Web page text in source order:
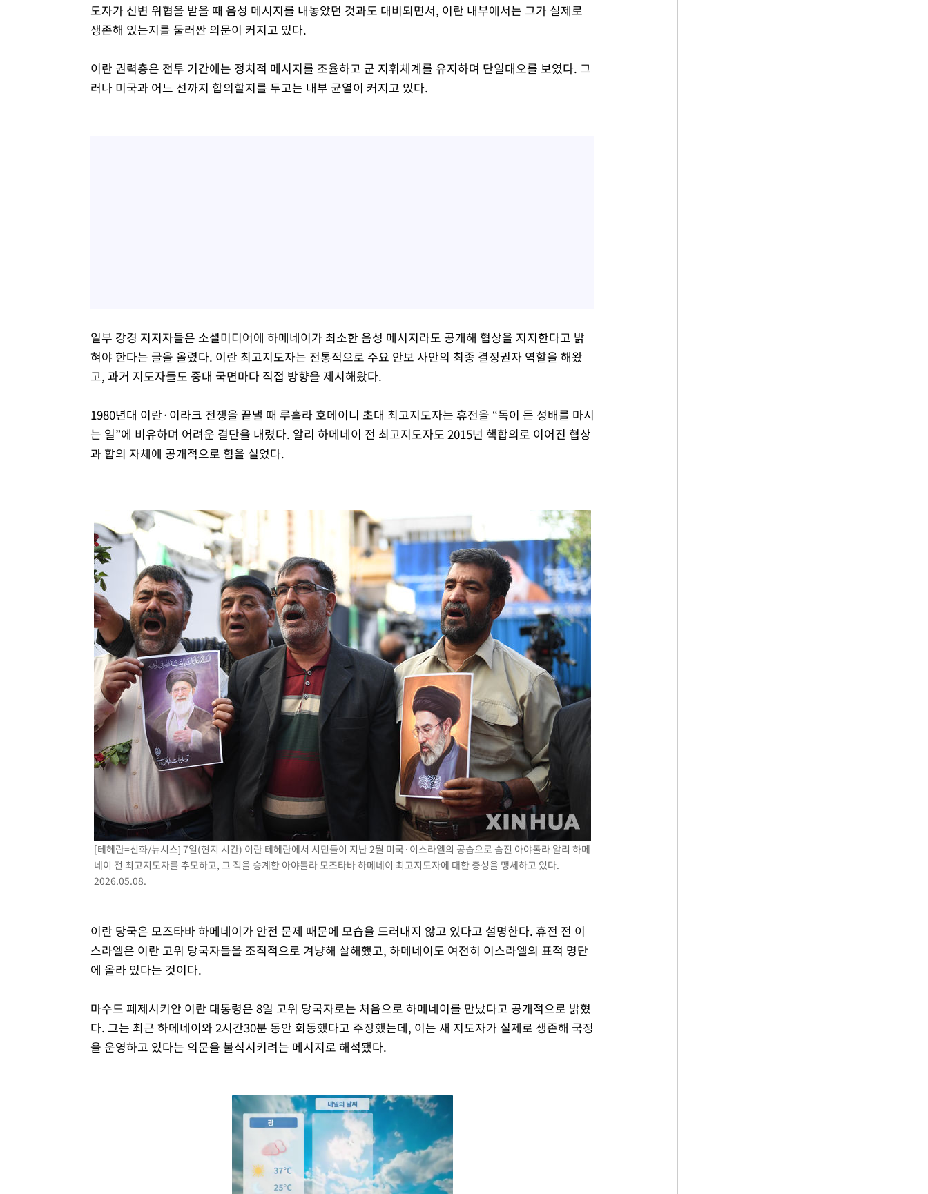
도자가 신변 위협을 받을 때 음성 메시지를 내놓았던 것과도 대비되면서, 이란 내부에서는 그가 실제로
생존해 있는지를 둘러싼 의문이 커지고 있다.
이란 권력층은 전투 기간에는 정치적 메시지를 조율하고 군 지휘체계를 유지하며 단일대오를 보였다. 그
러나 미국과 어느 선까지 합의할지를 두고는 내부 균열이 커지고 있다.
일부 강경 지지자들은 소셜미디어에 하메네이가 최소한 음성 메시지라도 공개해 협상을 지지한다고 밝
혀야 한다는 글을 올렸다. 이란 최고지도자는 전통적으로 주요 안보 사안의 최종 결정권자 역할을 해왔
고, 과거 지도자들도 중대 국면마다 직접 방향을 제시해왔다.
1980년대 이란·이라크 전쟁을 끝낼 때 루홀라 호메이니 초대 최고지도자는 휴전을 “독이 든 성배를 마시
는 일”에 비유하며 어려운 결단을 내렸다. 알리 하메네이 전 최고지도자도 2015년 핵합의로 이어진 협상
과 합의 자체에 공개적으로 힘을 실었다.
[테헤란=신화/뉴시스] 7일(현지 시간) 이란 테헤란에서 시민들이 지난 2월 미국·이스라엘의 공습으로 숨진 아야톨라 알리 하메
네이 전 최고지도자를 추모하고, 그 직을 승계한 아야톨라 모즈타바 하메네이 최고지도자에 대한 충성을 맹세하고 있다.
2026.05.08.
이란 당국은 모즈타바 하메네이가 안전 문제 때문에 모습을 드러내지 않고 있다고 설명한다. 휴전 전 이
스라엘은 이란 고위 당국자들을 조직적으로 겨냥해 살해했고, 하메네이도 여전히 이스라엘의 표적 명단
에 올라 있다는 것이다.
마수드 페제시키안 이란 대통령은 8일 고위 당국자로는 처음으로 하메네이를 만났다고 공개적으로 밝혔
다. 그는 최근 하메네이와 2시간30분 동안 회동했다고 주장했는데, 이는 새 지도자가 실제로 생존해 국정
을 운영하고 있다는 의문을 불식시키려는 메시지로 해석됐다.